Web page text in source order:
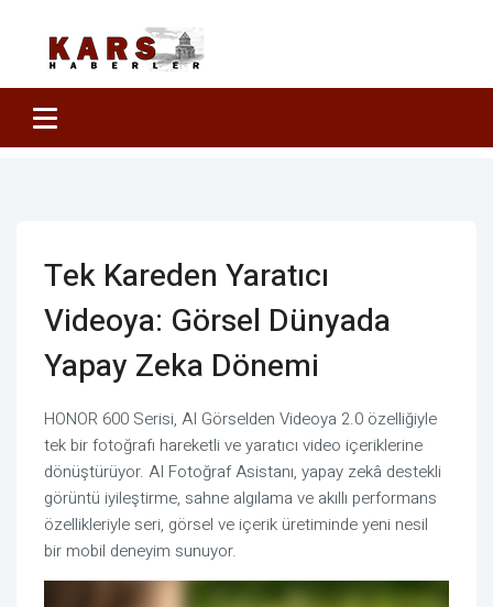
Tek Kareden Yaratıcı
Videoya: Görsel Dünyada
Yapay Zeka Dönemi
HONOR 600 Serisi, AI Görselden Videoya 2.0 özelliğiyle
tek bir fotoğrafı hareketli ve yaratıcı video içeriklerine
dönüştürüyor. AI Fotoğraf Asistanı, yapay zekâ destekli
görüntü iyileştirme, sahne algılama ve akıllı performans
özellikleriyle seri, görsel ve içerik üretiminde yeni nesil
bir mobil deneyim sunuyor.